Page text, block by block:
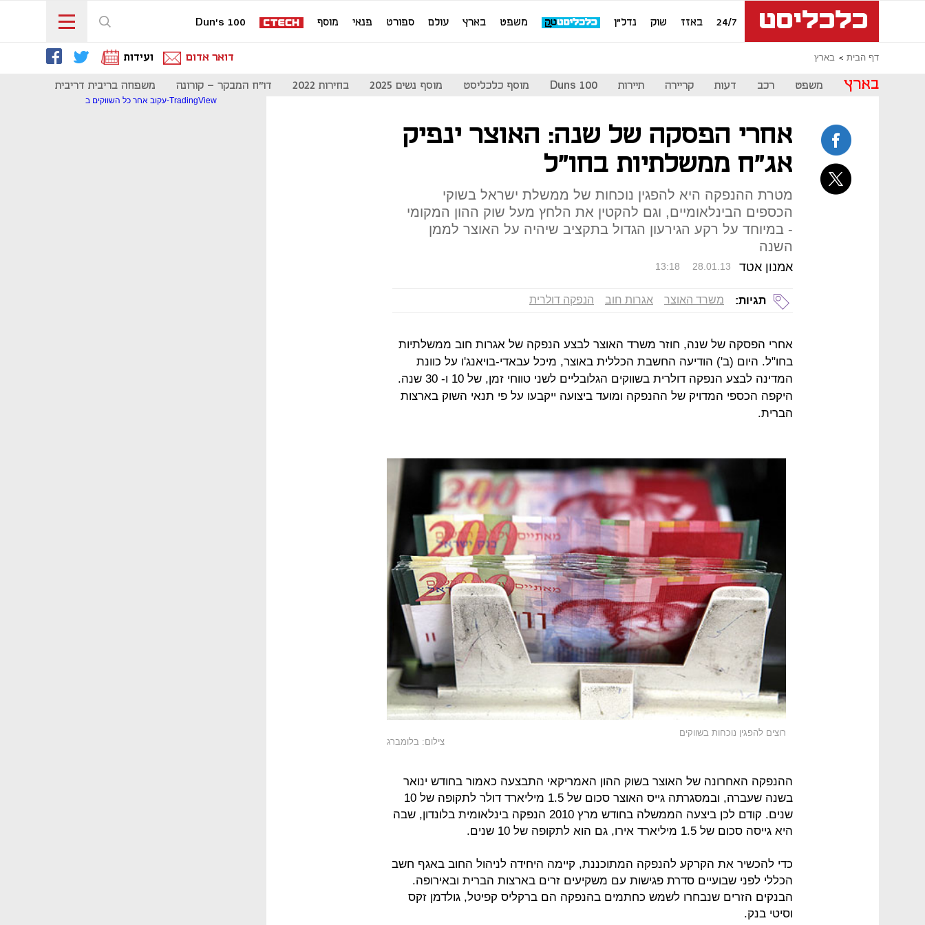
24/7 באזז שוק נדל"ן משפט בארץ עולם ספורט פנאי מוסף Dun's 100
דף הבית בארץ דואר אדום ועידות
בארץ משפט רכב דעות קריירה תיירות Duns 100 מוסף כלכליסט מוסף נשים 2025 בחירות 2022 דו"ח המבקר - קורונה משפחה בריבית דריבית
אחרי הפסקה של שנה: האוצר ינפיק
אג"ח ממשלתיות בחו"ל
מטרת ההנפקה היא להפגין נוכחות של ממשלת ישראל בשוקי
הכספים הבינלאומיים, וגם להקטין את הלחץ מעל שוק ההון המקומי
- במיוחד על רקע הגירעון הגדול בתקציב שיהיה על האוצר לממן
השנה
אמנון אטד 13:18 28.01.13
תגיות: משרד האוצר אגרות חוב הנפקה דולרית
אחרי הפסקה של שנה, חוזר משרד האוצר לבצע הנפקה של אגרות חוב ממשלתיות
בחו"ל. היום (ב') הודיעה החשבת הכללית באוצר, מיכל עבאדי-בויאנג'ו על כוונת
המדינה לבצע הנפקה דולרית בשווקים הגלובליים לשני טווחי זמן, של 10 ו- 30 שנה.
היקפה הכספי המדויק של ההנפקה ומועד ביצועה ייקבעו על פי תנאי השוק בארצות
הברית.
רוצים להפגין נוכחות בשווקים
צילום: בלומברג
ההנפקה האחרונה של האוצר בשוק ההון האמריקאי התבצעה כאמור בחודש ינואר
בשנה שעברה, ובמסגרתה גייס האוצר סכום של 1.5 מיליארד דולר לתקופה של 10
שנים. קודם לכן ביצעה הממשלה בחודש מרץ 2010 הנפקה בינלאומית בלונדון, שבה
היא גייסה סכום של 1.5 מיליארד אירו, גם הוא לתקופה של 10 שנים.
כדי להכשיר את הקרקע להנפקה המתוכננת, קיימה היחידה לניהול החוב באגף חשב
הכללי לפני שבועיים סדרת פגישות עם משקיעים זרים בארצות הברית ובאירופה.
הבנקים הזרים שנבחרו לשמש כחתמים בהנפקה הם ברקליס קפיטל, גולדמן זקס
וסיטי בנק.
עקוב אחר כל השווקים ב-TradingView